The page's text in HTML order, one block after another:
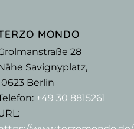
MONDO
28
Savignyplatz,
Berlin
+49 30 8815261